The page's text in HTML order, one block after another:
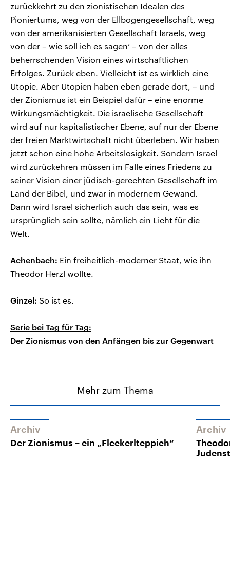
zurückkehrt zu den zionistischen Idealen des
Pioniertums, weg von der Ellbogengesellschaft, weg
von der amerikanisierten Gesellschaft Israels, weg
von der – wie soll ich es sagen‘ – von der alles
beherrschenden Vision eines wirtschaftlichen
Erfolges. Zurück eben. Vielleicht ist es wirklich eine
Utopie. Aber Utopien haben eben gerade dort, – und
der Zionismus ist ein Beispiel dafür – eine enorme
Wirkungsmächtigkeit. Die israelische Gesellschaft
wird auf nur kapitalistischer Ebene, auf nur der Ebene
der freien Marktwirtschaft nicht überleben. Wir haben
jetzt schon eine hohe Arbeitslosigkeit. Sondern Israel
wird zurückehren müssen im Falle eines Friedens zu
seiner Vision einer jüdisch-gerechten Gesellschaft im
Land der Bibel, und zwar in modernem Gewand.
Dann wird Israel sicherlich auch das sein, was es
ursprünglich sein sollte, nämlich ein Licht für die
Welt.
Achenbach: Ein freiheitlich-moderner Staat, wie ihn
Theodor Herzl wollte.
Ginzel: So ist es.
Serie bei Tag für Tag:
Der Zionismus von den Anfängen bis zur Gegenwart
Mehr zum Thema
Archiv
Der Zionismus – ein „Fleckerlteppich“
Archiv